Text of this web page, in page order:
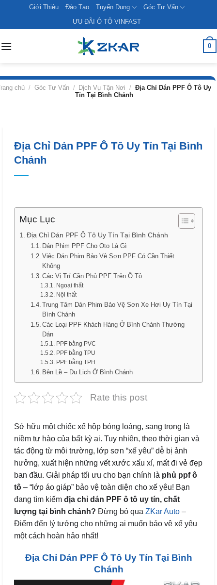
content
Giới Thiệu Đào Tạo Tuyển Dụng
Góc Tư Vấn
ƯU ĐÃI Ô TÔ VINFAST
0
chủ / Góc Tư Vấn / Dịch Vụ Tận Nơi / Địa Chỉ Dán PPF Ô Tô Uy
Tín Tại Bình Chánh
Địa Chỉ Dán PPF Ô Tô Uy Tín Tại Bình
Chánh
Mục Lục
Địa Chỉ Dán PPF Ô Tô Uy Tín Tại Bình Chánh
Dán Phim PPF Cho Oto Là Gì
Việc Dán Phim Bảo Vệ Sơn PPF Có Cần Thiết
Không
Các Vị Trí Cần Phủ PPF Trên Ô Tô
Ngoại thất
Nội thất
Trung Tâm Dán Phim Bảo Vệ Sơn Xe Hơi Uy Tín Tại
Bình Chánh
Các Loại PPF Khách Hàng Ở Bình Chánh Thường
Dán
PPF bằng PVC
PPF bằng TPU
PPF bằng TPH
Bên Lề – Du Lịch Ở Bình Chánh
Rate this post
Sở hữu một chiếc xế hộp bóng loáng, sang trọng là
niềm tự hào của bất kỳ ai. Tuy nhiên, theo thời gian và
tác động từ môi trường, lớp sơn “xế yêu” dễ bị ảnh
hưởng, xuất hiện những vết xước xấu xí, mất đi vẻ đẹp
ban đầu. Giải pháp tối ưu cho bạn chính là phủ ppf ô
tô – “lớp áo giáp” bảo vệ toàn diện cho xế yêu! Bạn
đang tìm kiếm địa chỉ dán PPF ô tô uy tín, chất
lượng tại bình chánh? Đừng bỏ qua ZKar Auto –
Điểm đến lý tưởng cho những ai muốn bảo vệ xế yêu
một cách hoàn hảo nhất!
Địa Chỉ Dán PPF Ô Tô Uy Tín Tại Bình
Chánh